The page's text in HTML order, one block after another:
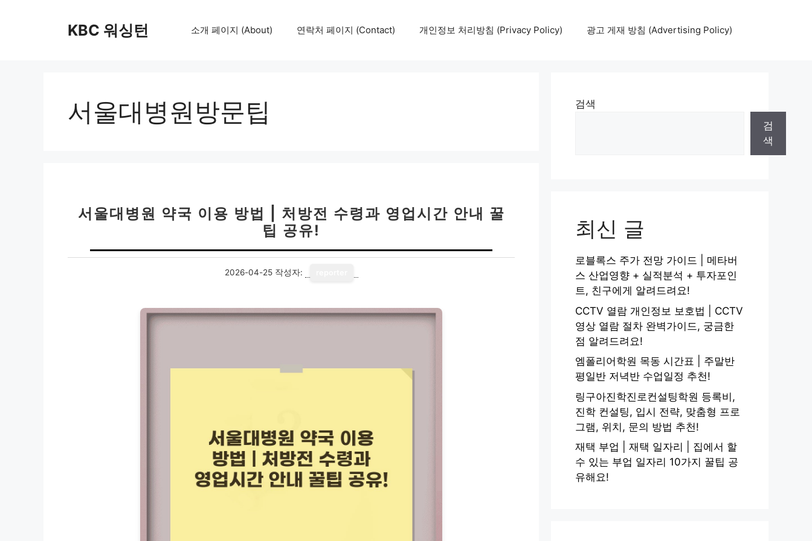
KBC 워싱턴 소개 페이지 (About) 연락처 페이지 (Contact) 개인정보 처리방침 (Privacy Policy) 광고 게재 방침 (Advertising Policy)
서울대병원방문팁
서울대병원 약국 이용 방법 | 처방전 수령과 영업시간 안내 꿀
팁 공유!
2026-04-25 작성자:
검색
검
색
최신 글
로블록스 주가 전망 가이드 | 메타버
스 산업영향 + 실적분석 + 투자포인
트, 친구에게 알려드려요!
CCTV 열람 개인정보 보호법 | CCTV
영상 열람 절차 완벽가이드, 궁금한
점 알려드려요!
엠폴리어학원 목동 시간표 | 주말반
평일반 저녁반 수업일정 추천!
링구아진학진로컨설팅학원 등록비,
진학 컨설팅, 입시 전략, 맞춤형 프로
그램, 위치, 문의 방법 추천!
재택 부업 | 재택 일자리 | 집에서 할
수 있는 부업 일자리 10가지 꿀팁 공
유해요!